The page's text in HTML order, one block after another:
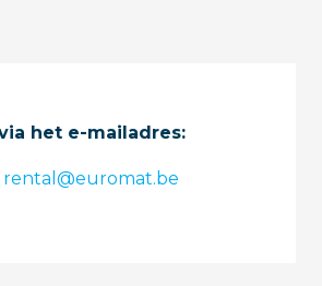
het e-mailadres:
rental@euromat.be